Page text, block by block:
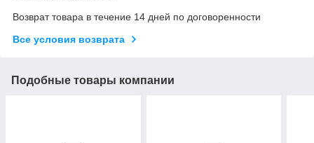
Возврат товара в течение 14 дней по договоренности
Все условия возврата
Подобные товары компании